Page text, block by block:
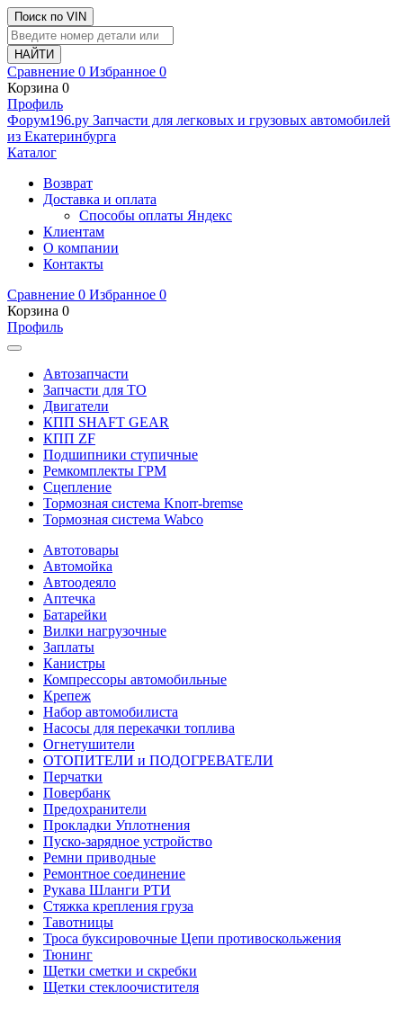
Поиск по VIN
Сравнение 0 Избранное 0
Корзина 0
Профиль
Фoрум196.ру Запчасти для легковых и грузовых автомобилей
из Екатеринбурга
Каталог
Возврат
Доставка и оплата
Способы оплаты Яндекс
Клиентам
О компании
Контакты
Сравнение 0 Избранное 0
Корзина 0
Профиль
Автозапчасти
Запчасти для ТО
Двигатели
КПП SHAFT GEAR
КПП ZF
Подшипники ступичные
Ремкомплекты ГРМ
Сцепление
Тормозная система Knorr-bremse
Тормозная система Wabco
Автотовары
Автомойка
Автоодеяло
Аптечка
Батарейки
Вилки нагрузочные
Заплаты
Канистры
Компрессоры автомобильные
Крепеж
Набор автомобилиста
Насосы для перекачки топлива
Огнетушители
ОТОПИТЕЛИ и ПОДОГРЕВАТЕЛИ
Перчатки
Повербанк
Предохранители
Прокладки Уплотнения
Пуско-зарядное устройство
Ремни приводные
Ремонтное соединение
Рукава Шланги РТИ
Стяжка крепления груза
Тавотницы
Троса буксировочные Цепи противоскольжения
Тюнинг
Щетки сметки и скребки
Щетки стеклоочистителя